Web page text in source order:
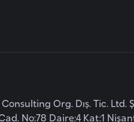
Org. Dış. Tic. Ltd.
No:78 Daire:4 Kat:1